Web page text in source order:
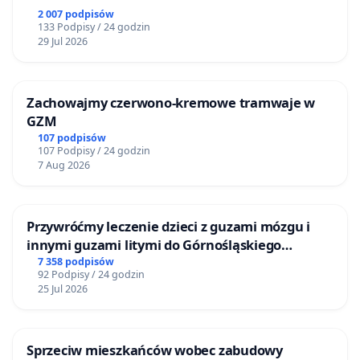
https://www.facebook.com/Darzbortv/?ref=hl
2 007 podpisów
133 Podpisy / 24 godzin
29 Jul 2026
Zachowajmy czerwono-kremowe tramwaje w
GZM
107 podpisów
107 Podpisy / 24 godzin
7 Aug 2026
Przywróćmy leczenie dzieci z guzami mózgu i
innymi guzami litymi do Górnośląskiego
Centrum Zdrowia Dziecka w Katowicach
7 358 podpisów
92 Podpisy / 24 godzin
25 Jul 2026
Sprzeciw mieszkańców wobec zabudowy